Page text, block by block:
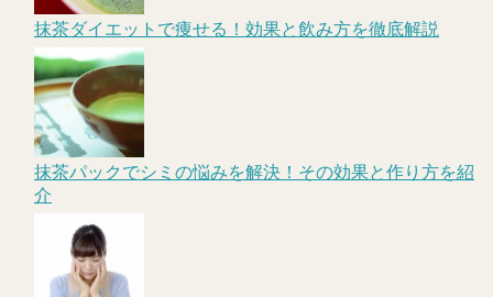
抹茶ダイエットで痩せる！効果と飲み方を徹底解説
抹茶パックでシミの悩みを解決！その効果と作り方を紹
介